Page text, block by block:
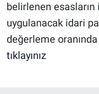
belirlenen
uygulanacak idari
değerleme oranında
tıklayınız